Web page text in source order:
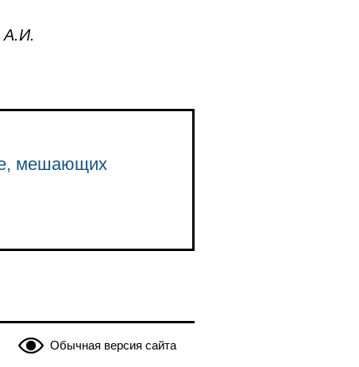
мешающих
Обычная версия сайта